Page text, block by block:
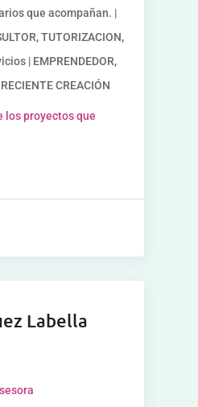
que acompañan. |
TUTORIZACION,
| EMPRENDEDOR,
CREACIÓN
los proyectos que
Labella